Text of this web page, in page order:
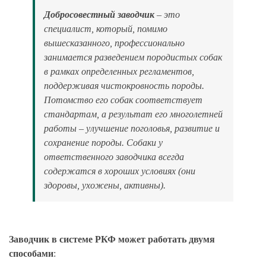
Добросовестный заводчик– это
специалист, который, помимо
вышесказанного, профессионально
занимается разведением породистых собак
в рамках определенных регламентов,
поддерживая чистокровность породы.
Потомство его собак соответствует
стандартам, а результат его многолетней
работы – улучшение поголовья, развитие и
сохранение породы. Собаки у
ответственного заводчика всегда
содержатся в хороших условиях (они
здоровы, ухожены, активны).
Заводчик в системе РКФ может работать двумя
способами: